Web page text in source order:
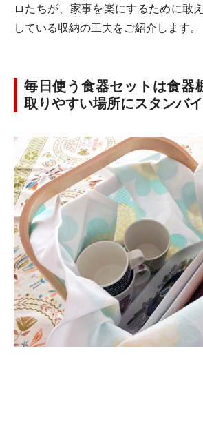
ロたちが、家事を楽にするために敢
している収納の工夫をご紹介します。
毎日使う食器セットは食器
取りやすい場所にスタンバイ